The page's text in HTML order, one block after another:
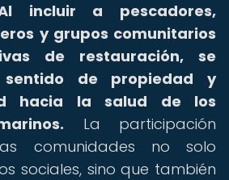
incluir a pescadores,
y grupos comunitarios
de restauración, se
sentido de propiedad y
hacia la salud de los
La participación
comunidades no solo
sociales, sino que también